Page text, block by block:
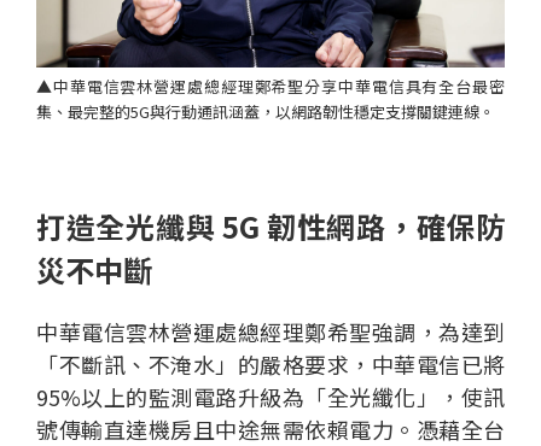
▲中華電信雲林營運處總經理鄭希聖分享中華電信具有全台最密
集、最完整的5G與行動通訊涵蓋，以網路韌性穩定支撐關鍵連線。
打造全光纖與 5G 韌性網路，確保防
災不中斷
中華電信雲林營運處總經理鄭希聖強調，為達到
「不斷訊、不淹水」的嚴格要求，中華電信已將
95%以上的監測電路升級為「全光纖化」，使訊
號傳輸直達機房且中途無需依賴電力。憑藉全台